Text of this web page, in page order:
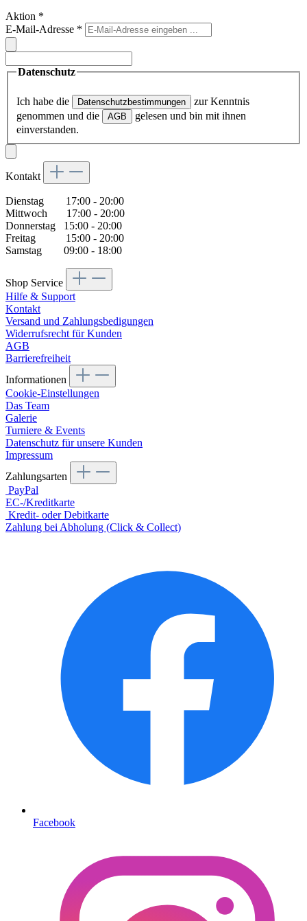
Aktion *
E-Mail-Adresse *
Datenschutz
Ich habe die Datenschutzbestimmungen
zur Kenntnis
genommen und die
AGB
gelesen und bin mit ihnen
einverstanden.
Kontakt
Dienstag 17:00 - 20:00
Mittwoch 17:00 - 20:00
Donnerstag 15:00 - 20:00
Freitag 15:00 - 20:00
Samstag 09:00 - 18:00
Shop Service
Hilfe & Support
Kontakt
Versand und Zahlungsbedigungen
Widerrufsrecht für Kunden
AGB
Barrierefreiheit
Informationen
Cookie-Einstellungen
Das Team
Galerie
Turniere & Events
Datenschutz für unsere Kunden
Impressum
Zahlungsarten
PayPal
EC-/Kreditkarte
Kredit- oder Debitkarte
Zahlung bei Abholung (Click & Collect)
Facebook